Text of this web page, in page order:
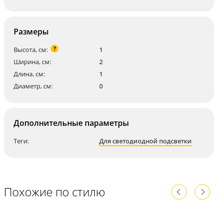
Размеры
Высота, см: ?
1
Ширина, см:
2
Длина, см:
1
Диаметр, см:
0
Дополнительные параметры
Теги: Для светодиодной подсветки
Похожие по стилю